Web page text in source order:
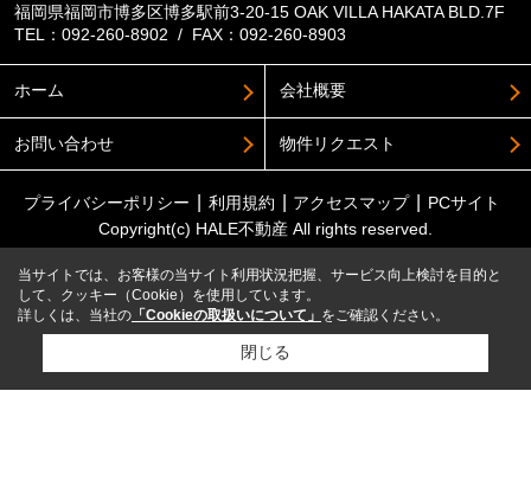
福岡県福岡市博多区博多駅前3-20-15 OAK VILLA HAKATA BLD.7F
TEL：092-260-8902 / FAX：092-260-8903
ホーム 会社概要
お問い合わせ 物件リクエスト
プライバシーポリシー 利用規約 アクセスマップ
PCサイト
Copyright(c) HALE不動産 All rights reserved.
当サイトでは、お客様の当サイト利用状況把握、サービス向上検討を目的と
して、クッキー（Cookie）を使用しています。
詳しくは、当社の 「Cookieの取扱いについて」 をご確認ください。
閉じる